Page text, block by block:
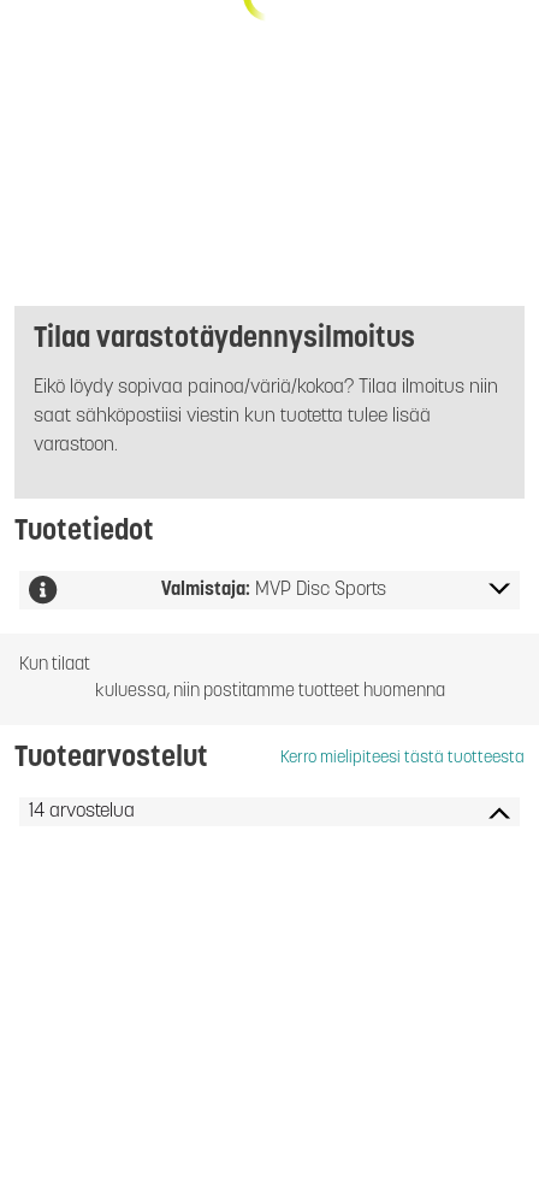
Tilaa varastotäydennysilmoitus
Eikö löydy sopivaa painoa/väriä/kokoa? Tilaa ilmoitus niin
saat sähköpostiisi viestin kun tuotetta tulee lisää
varastoon.
Tuotetiedot
Valmistaja: MVP Disc Sports
Kun tilaat
kuluessa, niin postitamme tuotteet huomenna
Tuotearvostelut Kerro mielipiteesi tästä tuotteesta
14 arvostelua